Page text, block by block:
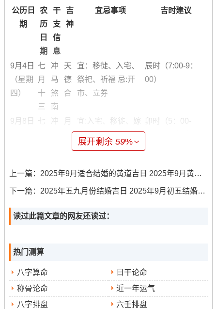
公历日
期
农
历
日
期
干
支
信
息
吉
神
宜忌事项 吉时建议
9月4日
（星期
四）
七
月
十
三
冲
马
煞
南
天
德
合
宜：移徙、入宅、
祭祀、祈福 忌:开
市、立券
辰时（7:00-9：
00）
9月8日
七
冲
月
宜:入宅、移徙、嫁
娶、祈福 忌:开光、
针灸
卯时（5：00-
7:00）~ 未时
（13:00-15:00）
9月9日
（星期
七
月
八
冲
猪
东
玉
堂
道
宜:入宅、安床、开
市、交易 忌:嫁娶、
酉时（17：00-
18：59）
日（星
四
9月17
日（星
七
月
宜:入宅、移徙、安
床、开市、嫁娶 忌:
未时（13:00-
14:59）， 申时
展开剩余59%
上一篇： 2025年9月适合结婚的黄道吉日 2025年9月黄道吉日结婚有哪几天
下一篇： 2025年五九月份结婚吉日 2025年9月初五结婚吉日
读过此篇文章的网友还读过：
热门测算
八字算命
日干论命
称骨论命
近一年运气
八字排盘
六壬排盘